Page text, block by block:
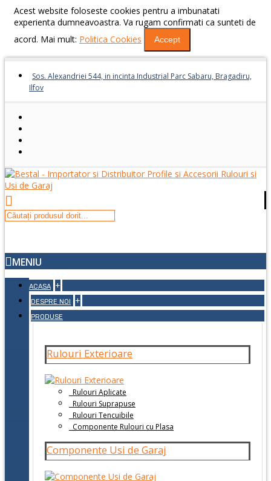
Acest website foloseste cookies pentru a imbunatati
experienta dumneavoastra. Va rugam confirmati ca sunteti de
acord. Mai mult: Politica Cookies Accept
Sos. Alexandriei 544, in incinta Industrial Parc Sabaru, Bragadiru,
Ilfov
MENIU
ACASA +
DESPRE NOI +
PRODUSE
Rulouri Exterioare
Rulouri Aplicate
Rulouri Suprapuse
Rulouri Tencuibile
Componente Rulouri cu Plasa
Componente Usi de Garaj